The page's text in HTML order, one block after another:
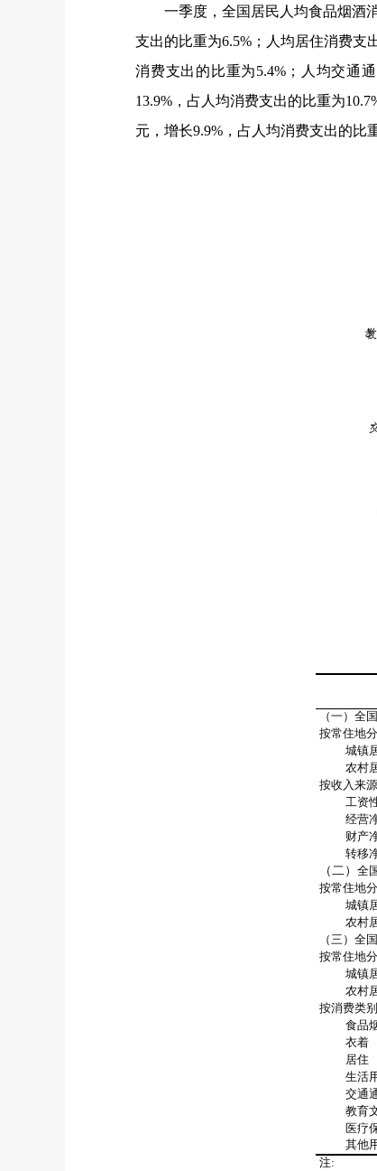
一季度，全国居民人均食品烟酒
支出的比重为6.5% ；人均居住消费支
消费支出的比重为5.4% ；人均交通
13.9% ，占人均消费支出的比重为
元，增长9.9% ，占人均消费支出的比
（一）全
按常住地分
城镇
农村
按收入来
工资性
经营净
财产净
转移净
（二） 全
按常住地分
城镇
农村
（三）全
按常住地分
城镇
农村
按消费类
食品
衣着
居住
生活用
交通
教育文
医疗
其他用
注: